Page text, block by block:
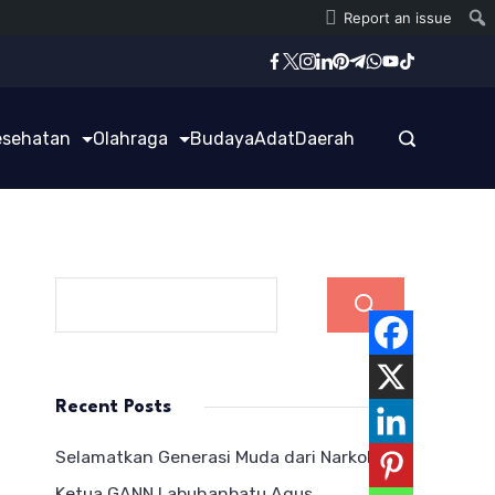
Report an issue
Olahraga BudayaAdatDaerah
Recent Posts
Selamatkan Generasi Muda dari Narkoba,